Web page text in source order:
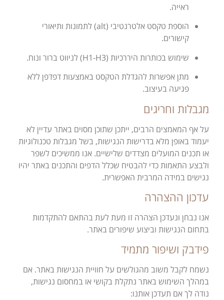
ראייה.
הוספת טקסט אלטרנטיבי (alt) לתמונות ותיאורי
קישורים.
שימוש בכותרות היררכיות (H1-H3) לניווט ברור ונוח.
מתן אפשרות להגדלת הטקסט באמצעות דפדפן ללא
פגיעה בעיצוב.
מגבלות וחריגים
על אף המאמצים הרבים, ייתכן שתוכן מסוים באתר עדיין לא
יעמוד באופן מלא בדרישות הנגישות, בשל מגבלות טכנולוגיות
או תכנים המועלים מצדדים שלישיים. אנו ממשיכים לשפר
ולבצע התאמות כדי להבטיח שכלל הדפים והתכנים באתר יהיו
נגישים במידה המרבית האפשרית.
עדכון ההצהרה
אנו נבחן ונעדכן הצהרה זו מעת לעת בהתאם להתקדמות
בתחום הנגישות וביצוע שיפורים באתר.
פידבק ושיפור מתמיד
נשמח לקבל משוב מהגולשים על חוויית הנגישות באתר. אם
במהלך השימוש באתר נתקלת בקושי או במחסום נגישות,
נודה לך אם תעדכן אותנו: